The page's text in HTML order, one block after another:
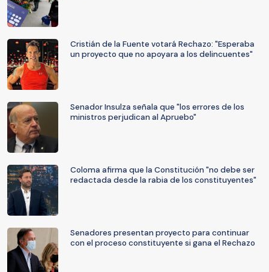
Cristián de la Fuente votará Rechazo: "Esperaba
un proyecto que no apoyara a los delincuentes"
Senador Insulza señala que "los errores de los
ministros perjudican al Apruebo"
Coloma afirma que la Constitución "no debe ser
redactada desde la rabia de los constituyentes"
Senadores presentan proyecto para continuar
con el proceso constituyente si gana el Rechazo